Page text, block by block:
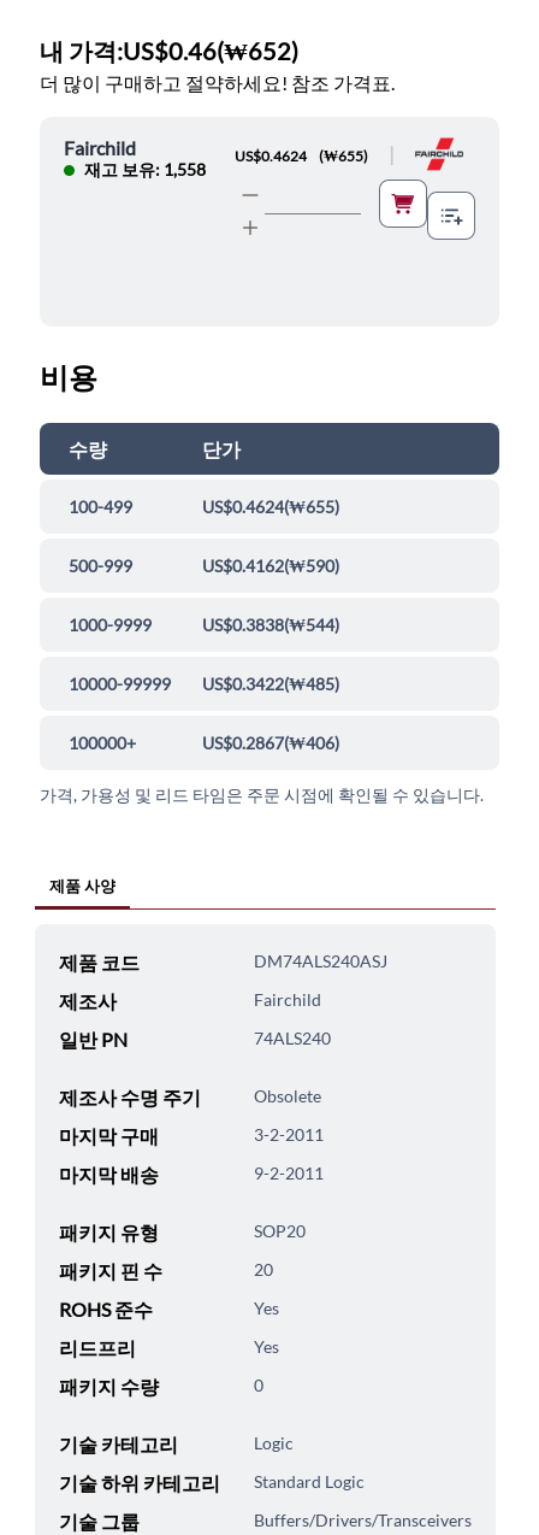
내 가격:US$0.46(₩652)
더 많이 구매하고 절약하세요! 참조 가격표.
Fairchild
재고 보유: 1,558
US$0.4624 (₩655)
비용
수량 단가
100-499 US$0.4624(₩655)
500-999 US$0.4162(₩590)
1000-9999 US$0.3838(₩544)
10000-99999 US$0.3422(₩485)
100000+ US$0.2867(₩406)
가격, 가용성 및 리드 타임은 주문 시점에 확인될 수 있습니다.
제품 사양
제품 코드 DM74ALS240ASJ
제조사 Fairchild
일반 PN 74ALS240
제조사 수명 주기 Obsolete
마지막 구매 3-2-2011
마지막 배송 9-2-2011
패키지 유형 SOP20
패키지 핀 수 20
ROHS 준수 Yes
리드프리 Yes
패키지 수량 0
기술 카테고리 Logic
기술 하위 카테고리 Standard Logic
기술 그룹 Buffers/Drivers/Transceivers